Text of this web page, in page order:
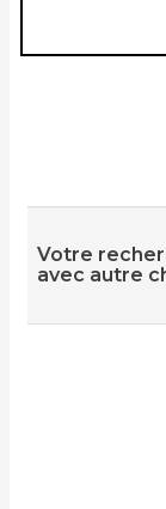
Votre
avec autre